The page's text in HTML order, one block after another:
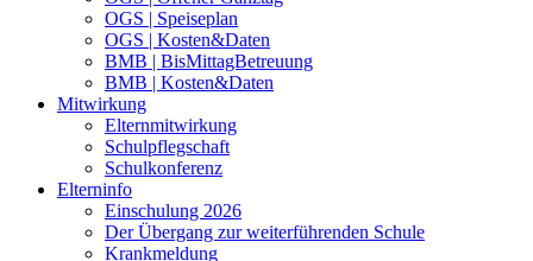
OGS | Speiseplan
OGS | Kosten&Daten
BMB | BisMittagBetreuung
BMB | Kosten&Daten
Mitwirkung
Elternmitwirkung
Schulpflegschaft
Schulkonferenz
Elterninfo
Einschulung 2026
Der Übergang zur weiterführenden Schule
Krankmeldung